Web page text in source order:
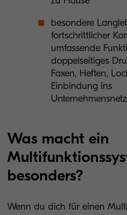
besondere
fortschrittlicher
umfassende
doppelseitiges
Faxen, Heften,
Einbindung ins
Was macht ein
besonders?
Wenn du dich für einen